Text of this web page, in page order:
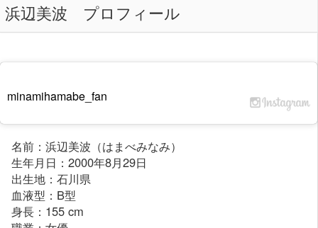
浜辺美波 プロフィール
minamihamabe_fan
名前：浜辺美波（はまべみなみ）
生年月日：2000年8月29日
出生地：石川県
血液型：B型
身長：155 cm